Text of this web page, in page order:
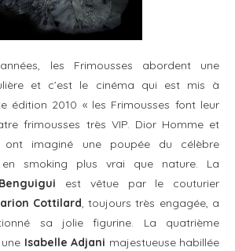
les Frimousses abordent une
et c’est le cinéma qui est mis à
édition 2010 « les Frimousses font leur
frimousses très VIP. Dior Homme et
ont imaginé une poupée du célèbre
en smoking plus vrai que nature. La
est vêtue par le couturier
Cottilard, toujours très engagée, a
sa jolie figurine. La quatrième
Isabelle Adjani majestueuse habillée